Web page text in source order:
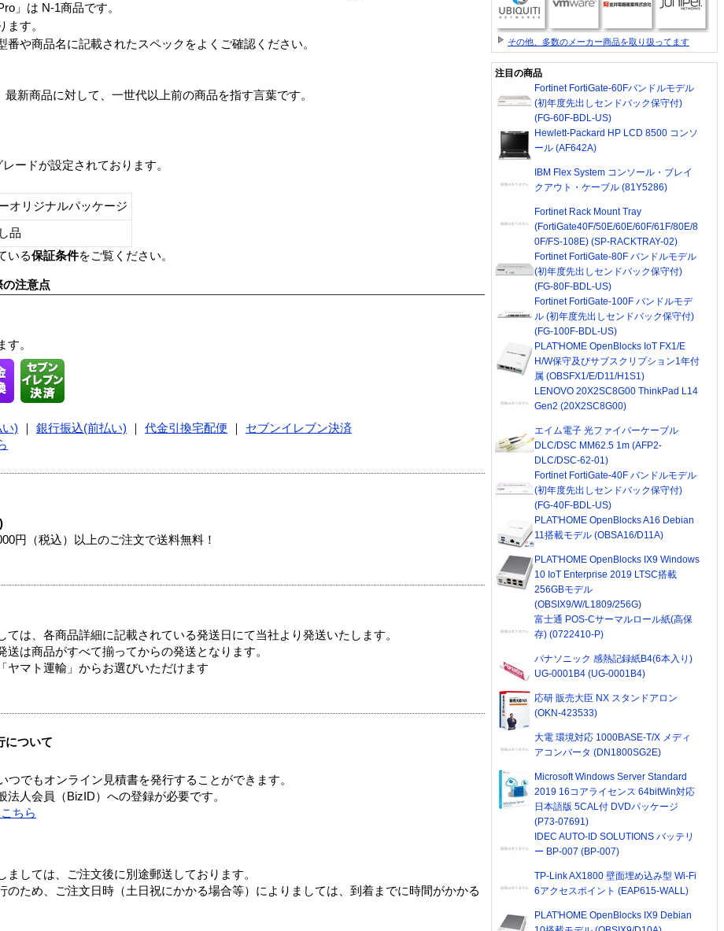
」は N-1商品です。
ます。
や商品名に記載されたスペックをよくご確認ください。
新商品に対して、一世代以上前の商品を指す言葉です。
ードが設定されております。
オリジナルパッケージ
品
いる保証条件をご覧ください。
の注意点
す。
) 銀行振込(前払い) 代金引換宅配便
セブンイレブン決済
円（税込）以上のご注文で送料無料！
は、各商品詳細に記載されている発送日にて当社より発送いたします。
は商品がすべて揃ってからの発送となります。
マト運輸」からお選びいただけます
について
つでもオンライン見積書を発行することができます。
人会員（BizID）への登録が必要です。
ちら
しては、ご注文後に別途郵送しております。
のため、ご注文日時（土日祝にかかる場合等）によりましては、到着までに時間がかかる
その他、多数のメーカー商品を取り扱ってます
注目の商品
Fortinet FortiGate-60Fバンドルモデル
(初年度先出しセンドバック保守付)
(FG-60F-BDL-US)
Hewlett-Packard HP LCD 8500 コンソ
ール (AF642A)
IBM Flex System コンソール・ブレイ
クアウト・ケーブル (81Y5286)
Fortinet Rack Mount Tray
(FortiGate40F/50E/60E/60F/61F/80E/8
0F/FS-108E) (SP-RACKTRAY-02)
Fortinet FortiGate-80F バンドルモデル
(初年度先出しセンドバック保守付)
(FG-80F-BDL-US)
Fortinet FortiGate-100F バンドルモデ
ル (初年度先出しセンドバック保守付)
(FG-100F-BDL-US)
PLAT'HOME OpenBlocks IoT FX1/E
H/W保守及びサブスクリプション1年付
属 (OBSFX1/E/D11/H1S1)
LENOVO 20X2SC8G00 ThinkPad L14
Gen2 (20X2SC8G00)
エイム電子 光ファイバーケーブル
DLC/DSC MM62.5 1m (AFP2-
DLC/DSC-62-01)
Fortinet FortiGate-40F バンドルモデル
(初年度先出しセンドバック保守付)
(FG-40F-BDL-US)
PLAT'HOME OpenBlocks A16 Debian
11搭載モデル (OBSA16/D11A)
PLAT'HOME OpenBlocks IX9 Windows
10 IoT Enterprise 2019 LTSC搭載
256GBモデル
(OBSIX9/W/L1809/256G)
富士通 POS-Cサーマルロール紙(高保
存) (0722410-P)
パナソニック 感熱記録紙B4(6本入り)
UG-0001B4 (UG-0001B4)
応研 販売大臣 NX スタンドアロン
(OKN-423533)
大電 環境対応 1000BASE-T/X メディ
アコンバータ (DN1800SG2E)
Microsoft Windows Server Standard
2019 16コアライセンス 64bitWin対応
日本語版 5CAL付 DVDパッケージ
(P73-07691)
IDEC AUTO-ID SOLUTIONS バッテリ
ー BP-007 (BP-007)
TP-Link AX1800 壁面埋め込み型 Wi-Fi
6アクセスポイント (EAP615-WALL)
PLAT'HOME OpenBlocks IX9 Debian